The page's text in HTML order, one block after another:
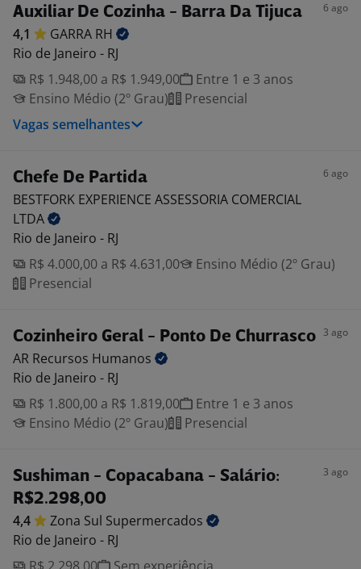
Auxiliar De Cozinha - Barra Da Tijuca 6 ago
4,1 GARRA RH
Rio de Janeiro - RJ
R$ 1.948,00 a R$ 1.949,00
Entre 1 e 3 anos
Ensino Médio (2º Grau)
Presencial
Vagas semelhantes
Chefe De Partida 6 ago
BESTFORK EXPERIENCE ASSESSORIA COMERCIAL
LTDA
Rio de Janeiro - RJ
R$ 4.000,00 a R$ 4.631,00
Ensino Médio (2º Grau)
Presencial
Cozinheiro Geral - Ponto De Churrasco 3 ago
AR Recursos Humanos
Rio de Janeiro - RJ
R$ 1.800,00 a R$ 1.819,00
Entre 1 e 3 anos
Ensino Médio (2º Grau)
Presencial
Sushiman - Copacabana - Salário:
R$2.298,00
3 ago
4,4 Zona Sul Supermercados
Rio de Janeiro - RJ